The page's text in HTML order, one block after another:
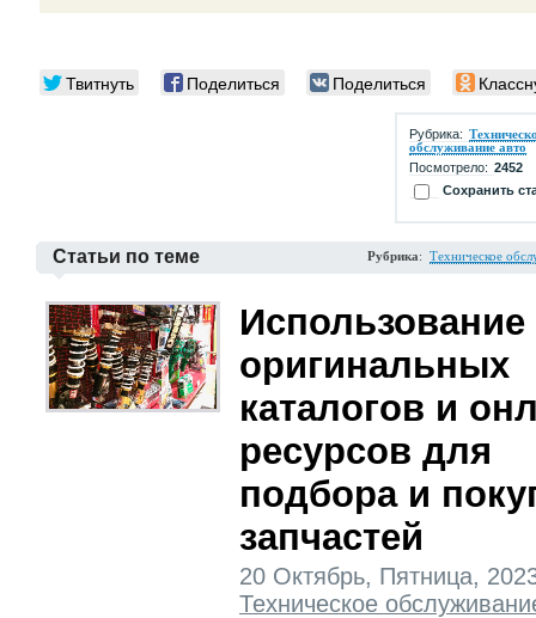
Твитнуть Поделиться Поделиться
Рубрика:
обслуживание авто
Посмотрело: 2452
Сохранить
Статьи по теме Рубрика: Техническое
Использование
оригинальных
каталогов и
ресурсов для
подбора и
запчастей
20 Октябрь, Пятница,
Техническое